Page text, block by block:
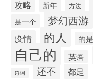
攻略 新年 方法
是一个 梦幻西游
疫情 的人 的是
自己的 英语
诗词 还不 都是